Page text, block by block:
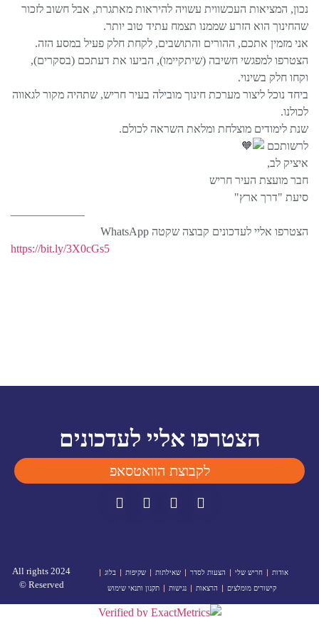
נכון, המציאות העכשווית עשויה להיראות מאתגרת, אבל חשוב לזכור
שהחינוך הוא הזרע שממנו תצמח עתיד טוב יותר.
אני מזמין אתכם, ההורים והתושבים, לקחת חלק פעיל במסע הזה.
הצטרפו למפגשי חשיבה (שיתקיימו), הביעו את דעתכם (בסקרים),
וקחו חלק בשינוי.
ביחד נוכל ליצור מערכת חינוך מובילה בעיר חריש, שתהיה מקור לגאווה
לכולנו.
שנת לימודים מוצלחת ומלאת השראה לכולם.
לרשותכם
איציק לב,
חבר מועצת העיר חריש
סיעת "דרך ארץ"
——————–
הצטרפו אליי לעדכונים קבוצה שקטה WhatsApp
https://bit.ly/3X0cGs5
הצטרפו אליי לעדכונים
לקבוצת הוואטסאפ
אודות חריש שלי הצעות לסדר שאילתות שקיפות
בלוג
קישורים מומלצים
הרצאות נגישות תקנון ותנאי שימוש
2024 All rights
Reserved ©